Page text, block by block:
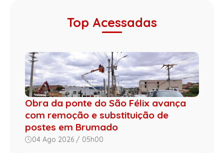
Top Acessadas
Obra da ponte do São Félix avança
com remoção e substituição de
postes em Brumado
04 Ago 2026 / 05h00